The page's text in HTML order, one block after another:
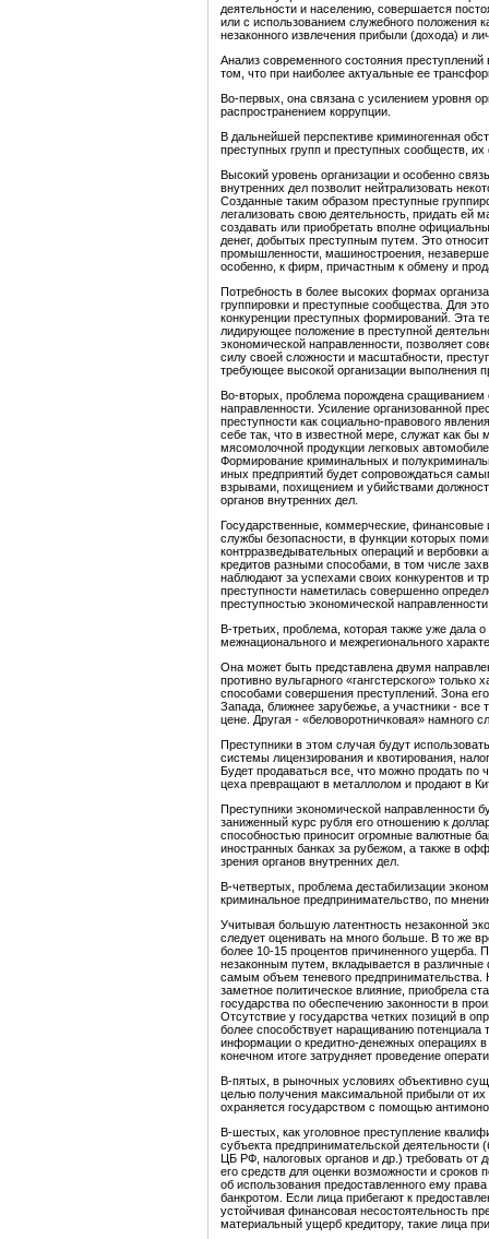
деятельности и населению, совершается
или с использованием служебного положения
незаконного извлечения прибыли (дохода) и
Анализ современного состояния
том, что при наиболее актуальные ее
Во-первых, она связана с усилением уровня
распространением коррупции.
В дальнейшей перспективе криминогенная
преступных групп и преступных сообществ,
Высокий уровень организации и особенно
внутренних дел позволит нейтрализовать
Созданные таким образом преступные
легализовать свою деятельность, придать ей
создавать или приобретать вполне
денег, добытых преступным путем. Это
промышленности, машиностроения,
особенно, к фирм, причастным к обмену и
Потребность в более высоких формах
группировки и преступные сообщества. Для
конкуренции преступных формирований. Эта
лидирующее положение в преступной
экономической направленности, позволяет
силу своей сложности и масштабности,
требующее высокой организации выполнения
Во-вторых, проблема порождена сращиванием
направленности. Усиление организованной
преступности как социально-правового
себе так, что в известной мере, служат как бы
мясомолочной продукции легковых
Формирование криминальных и
иных предприятий будет сопровождаться
взрывами, похищением и убийствами
органов внутренних дел.
Государственные, коммерческие, финансовые
службы безопасности, в функции которых
контрразведывательных операций и вербовки
кредитов разными способами, в том числе
наблюдают за успехами своих конкурентов и
преступности наметилась совершенно
преступностью экономической
В-третьих, проблема, которая также уже дала
межнационального и межрегионального
Она может быть представлена двумя
противно вульгарного «гангстерского»
способами совершения преступлений. Зона
Запада, ближнее зарубежье, а участники - все
цене. Другая - «беловоротничковая» намного
Преступники в этом случая будут
системы лицензирования и квотирования,
Будет продаваться все, что можно продать
цеха превращают в металлолом и продают в
Преступники экономической направленности
заниженный курс рубля его отношению к
способностью приносит огромные валютные
иностранных банках за рубежом, а также в
зрения органов внутренних дел.
В-четвертых, проблема дестабилизации
криминальное предпринимательство, по
Учитывая большую латентность незаконной
следует оценивать на много больше. В то же
более 10-15 процентов причиненного ущерба.
незаконным путем, вкладывается в
самым объем теневого предпринимательства.
заметное политическое влияние, приобрела
государства по обеспечению законности в
Отсутствие у государства четких позиций в
более способствует наращиванию потенциала
информации о кредитно-денежных операциях
конечном итоге затрудняет проведение
В-пятых, в рыночных условиях объективно
целью получения максимальной прибыли от их
охраняется государством с помощью
В-шестых, как уголовное преступление
субъекта предпринимательской деятельности
ЦБ РФ, налоговых органов и др.) требовать от
его средств для оценки возможности и
об использования предоставленного ему
банкротом. Если лица прибегают к
устойчивая финансовая несостоятельность
материальный ущерб кредитору, такие лица